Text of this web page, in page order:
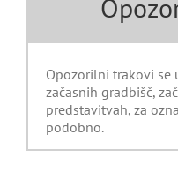
Opozorilni trakovi se
začasnih gradbišč,
predstavitvah, za
podobno.